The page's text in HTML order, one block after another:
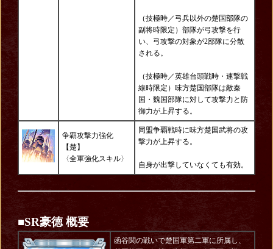
（技極時／弓兵以外の楚国部隊の
副将時限定）部隊が弓攻撃を行
い、弓攻撃の対象が2部隊に分散
される。
（技極時／英雄台頭戦時・連撃戦
線時限定）味方楚国部隊は敵秦
国・魏国部隊に対して攻撃力と防
御力が上昇する。
争覇攻撃力強化
【楚】
〈全軍強化スキル〉
同盟争覇戦時に味方楚国武将の攻
撃力が上昇する。
自身が出撃していなくても有効。
■SR豪徳 概要
函谷関の戦いで楚国軍第二軍に所属し、